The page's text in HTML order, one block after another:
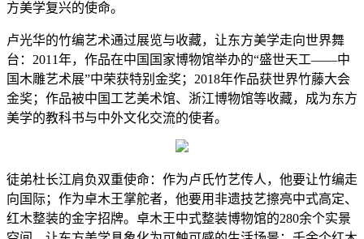
方美学复兴的使命。
卢光华的竹编艺术通过展览与收藏，让东方美学走向世界舞
台：2011年，作品在中国国家博物馆举办的“盛世天工——中
国木雕艺术展”中荣获特别金奖；2018年作品获世界竹藤大会
金奖；作品被中国工艺美术馆、浙江博物馆等收藏，成为东方
美学的教科书与中外文化交流的使者。
徒弟杜长江肩负双重使命：作为卢氏竹艺传人，他要让竹编走
向国际；作为卓木王掌舵者，他要用非遗技艺擦亮中式高定、
红木整装的金字招牌。卓木王中式整装博物馆的280余个实景